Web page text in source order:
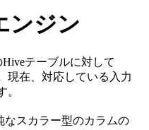
ンジン
テーブルに対して
現在、対応している入力
。
なスカラー型のカラムの